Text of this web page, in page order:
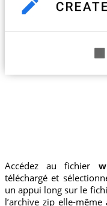
Accédez au fichier
téléchargé et
un appui long sur le
l’archive zip elle-